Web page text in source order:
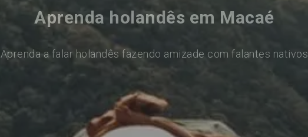
Aprenda holandês em Macaé
Aprenda a falar holandês fazendo amizade com falantes nativos